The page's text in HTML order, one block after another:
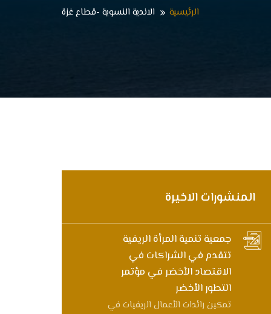
الرئيسية الاندية النسوية -قطاع غزة
المنشورات الاخيرة
جمعية تنمية المرأة الريفية
تتقدم في الشراكات في
الاقتصاد الأخضر في مؤتمر
التطور الأخضر
تمكين رائدات الأعمال الريفيات في